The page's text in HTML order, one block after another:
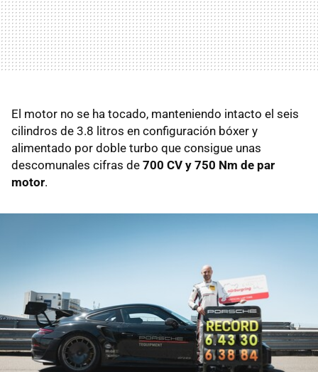
El motor no se ha tocado, manteniendo intacto el seis
cilindros de 3.8 litros en configuración bóxer y
alimentado por doble turbo que consigue unas
descomunales cifras de 700 CV y 750 Nm de par
motor.